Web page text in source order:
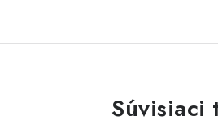
Súvisiaci